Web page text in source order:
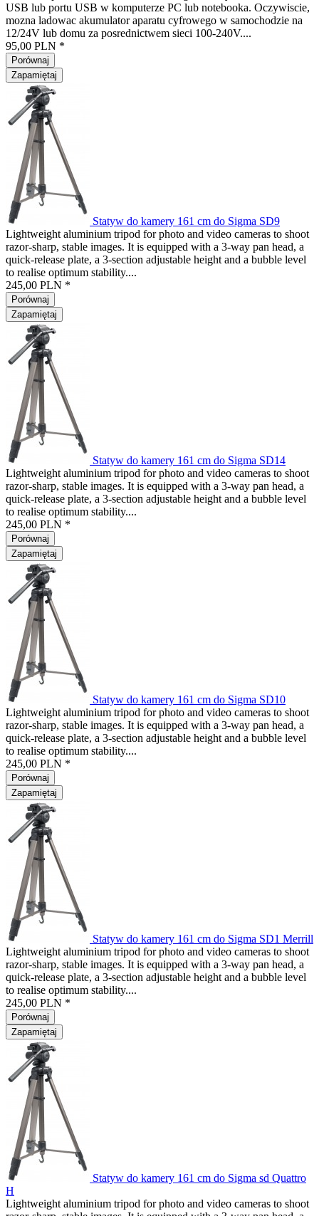
USB lub portu USB w komputerze PC lub notebooka. Oczywiscie,
mozna ladowac akumulator aparatu cyfrowego w samochodzie na
12/24V lub domu za posrednictwem sieci 100-240V....
95,00 PLN *
Porównaj
Zapamiętaj
Statyw do kamery 161 cm do Sigma SD9
Lightweight aluminium tripod for photo and video cameras to shoot
razor-sharp, stable images. It is equipped with a 3-way pan head, a
quick-release plate, a 3-section adjustable height and a bubble level
to realise optimum stability....
245,00 PLN *
Porównaj
Zapamiętaj
Statyw do kamery 161 cm do Sigma SD14
Lightweight aluminium tripod for photo and video cameras to shoot
razor-sharp, stable images. It is equipped with a 3-way pan head, a
quick-release plate, a 3-section adjustable height and a bubble level
to realise optimum stability....
245,00 PLN *
Porównaj
Zapamiętaj
Statyw do kamery 161 cm do Sigma SD10
Lightweight aluminium tripod for photo and video cameras to shoot
razor-sharp, stable images. It is equipped with a 3-way pan head, a
quick-release plate, a 3-section adjustable height and a bubble level
to realise optimum stability....
245,00 PLN *
Porównaj
Zapamiętaj
Statyw do kamery 161 cm do Sigma SD1 Merrill
Lightweight aluminium tripod for photo and video cameras to shoot
razor-sharp, stable images. It is equipped with a 3-way pan head, a
quick-release plate, a 3-section adjustable height and a bubble level
to realise optimum stability....
245,00 PLN *
Porównaj
Zapamiętaj
Statyw do kamery 161 cm do Sigma sd Quattro
H
Lightweight aluminium tripod for photo and video cameras to shoot